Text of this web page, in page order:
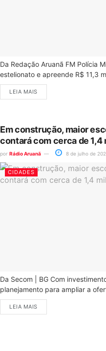
Da Redação Aruanã FM Polícia
estelionato e apreende R$ 11,3
LEIA MAIS
Em construção, maior
contará com cerca de 1,4
por Rádio Aruanã 8 de julho de
CIDADES
Da Secom | BG Com
planejamento para ampliar a
LEIA MAIS